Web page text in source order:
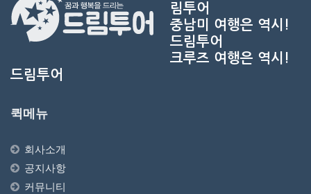
림투어
중남미 여행은 역시!
드림투어
크루즈 여행은 역시!
드림투어
퀵메뉴
회사소개
공지사항
커뮤니티